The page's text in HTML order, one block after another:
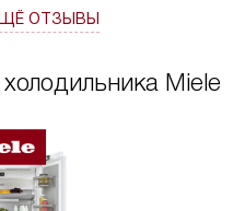
ОТЗЫВЫ
Miele